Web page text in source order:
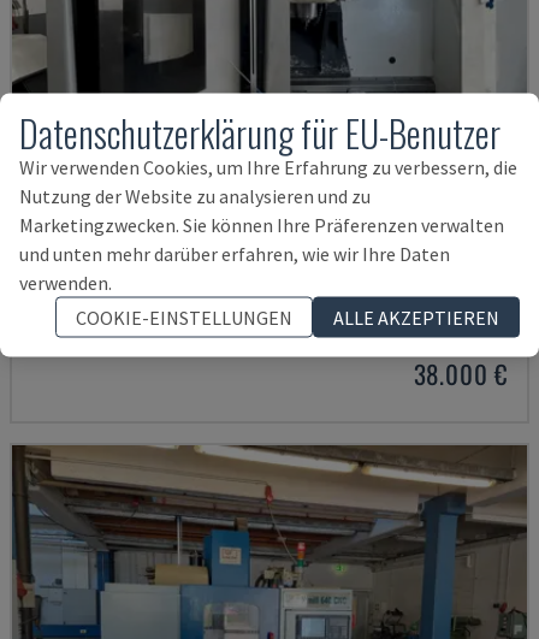
ECOMILL 800 V
DMG - VERTIKAL-BEARBEITUNGSZENTRUM
DEUTSCHLAND 2016 11.898 STD
38.000 €
Datenschutzerklärung für EU-Benutzer
Wir verwenden Cookies, um Ihre Erfahrung zu verbessern, die
Nutzung der Website zu analysieren und zu
Marketingzwecken. Sie können Ihre Präferenzen verwalten
und unten mehr darüber erfahren, wie wir Ihre Daten
verwenden.
COOKIE-EINSTELLUNGEN
ALLE AKZEPTIEREN